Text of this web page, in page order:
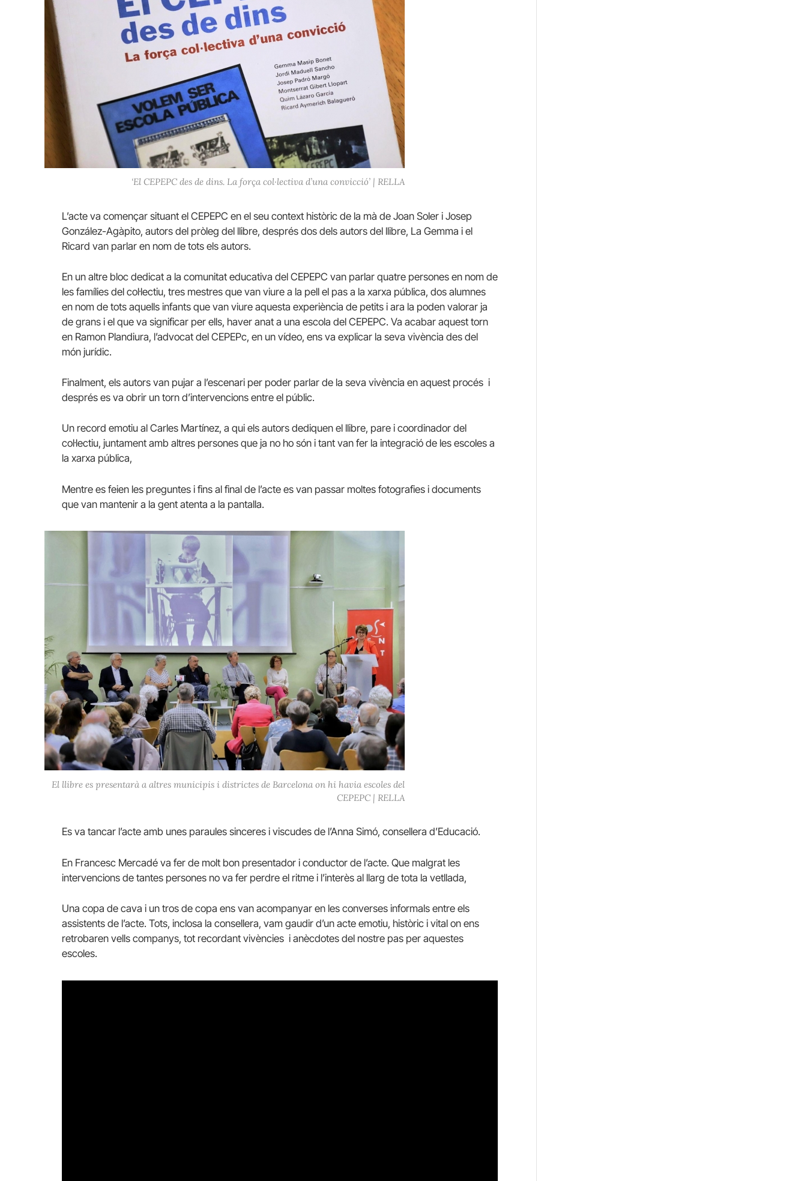
‘El CEPEPC des de dins. La força col·lectiva d’una convicció’ | RELLA
L’acte va començar situant el CEPEPC en el seu context històric de la mà de Joan Soler i Josep
González-Agàpito, autors del pròleg del llibre, després dos dels autors del llibre, La Gemma i el
Ricard van parlar en nom de tots els autors.
En un altre bloc dedicat a la comunitat educativa del CEPEPC van parlar quatre persones en nom de
les famílies del col·lectiu, tres mestres que van viure a la pell el pas a la xarxa pública, dos alumnes
en nom de tots aquells infants que van viure aquesta experiència de petits i ara la poden valorar ja
de grans i el que va significar per ells, haver anat a una escola del CEPEPC. Va acabar aquest torn
en Ramon Plandiura, l’advocat del CEPEPc, en un vídeo, ens va explicar la seva vivència des del
món jurídic.
Finalment, els autors van pujar a l’escenari per poder parlar de la seva vivència en aquest procés i
després es va obrir un torn d’intervencions entre el públic.
Un record emotiu al Carles Martínez, a qui els autors dediquen el llibre, pare i coordinador del
col·lectiu, juntament amb altres persones que ja no ho són i tant van fer la integració de les escoles a
la xarxa pública,
Mentre es feien les preguntes i fins al final de l’acte es van passar moltes fotografies i documents
que van mantenir a la gent atenta a la pantalla.
El llibre es presentarà a altres municipis i districtes de Barcelona on hi havia escoles del
CEPEPC | RELLA
Es va tancar l’acte amb unes paraules sinceres i viscudes de l’Anna Simó, consellera d’Educació.
En Francesc Mercadé va fer de molt bon presentador i conductor de l’acte. Que malgrat les
intervencions de tantes persones no va fer perdre el ritme i l’interès al llarg de tota la vetllada,
Una copa de cava i un tros de copa ens van acompanyar en les converses informals entre els
assistents de l’acte. Tots, inclosa la consellera, vam gaudir d’un acte emotiu, històric i vital on ens
retrobaren vells companys, tot recordant vivències i anècdotes del nostre pas per aquestes
escoles.